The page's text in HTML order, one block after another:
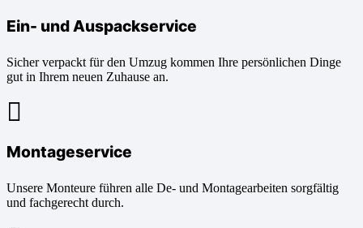
Ein- und Auspackservice
Sicher verpackt für den Umzug kommen Ihre persönlichen Dinge
gut in Ihrem neuen Zuhause an.
Montageservice
Unsere Monteure führen alle De- und Montagearbeiten sorgfältig
und fachgerecht durch.